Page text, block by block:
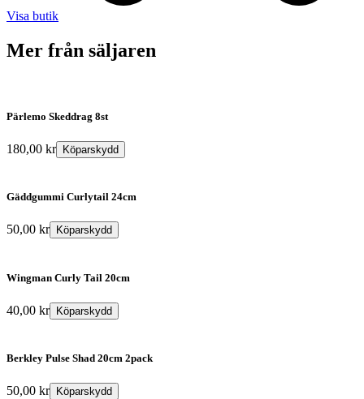
Visa butik
Mer från säljaren
Pärlemo Skeddrag 8st
180,00 kr Köparskydd
Gäddgummi Curlytail 24cm
50,00 kr Köparskydd
Wingman Curly Tail 20cm
40,00 kr Köparskydd
Berkley Pulse Shad 20cm 2pack
50,00 kr Köparskydd